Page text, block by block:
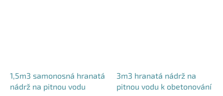
1,5m3 samonosná hranatá
nádrž na pitnou vodu
3m3 hranatá nádrž na
pitnou vodu k obetonování